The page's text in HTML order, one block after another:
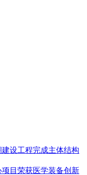
设工程完成主体结构
目荣获医学装备创新